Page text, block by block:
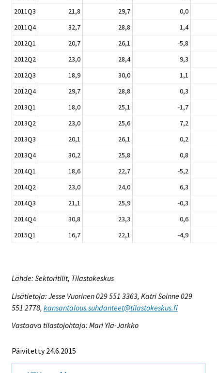
2011Q3
21,8 29,7
0,0
2011Q4
32,7 28,8
1,4
2012Q1
20,7 26,1
-5,8
2012Q2
23,0 28,4
9,3
2012Q3
18,9 30,0
1,1
2012Q4
29,7 28,8
0,3
2013Q1
18,0 25,1
-1,7
2013Q2
23,0 25,6
7,2
2013Q3
20,1 26,1
0,2
2013Q4
30,2 25,8
0,8
2014Q1
18,6 22,7
-5,2
2014Q2
23,0 24,0
6,3
2014Q3
21,1 25,9
-0,3
2014Q4
30,8 23,3
0,6
2015Q1
16,7 22,1 -4,9
Lähde: Sektoritilit, Tilastokeskus
Lisätietoja: Jesse Vuorinen 029 551 3363, Katri Soinne 029
551 2778, kansantalous.suhdanteet@tilastokeskus.fi
Vastaava tilastojohtaja: Mari Ylä-Jarkko
Päivitetty 24.6.2015